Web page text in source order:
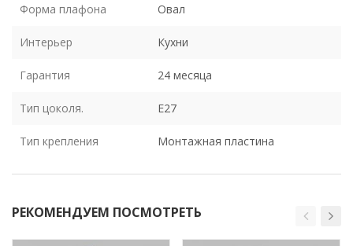
Форма плафона Овал
Интерьер Кухни
Гарантия 24 месяца
Тип цоколя. E27
Тип крепления Монтажная пластина
РЕКОМЕНДУЕМ ПОСМОТРЕТЬ